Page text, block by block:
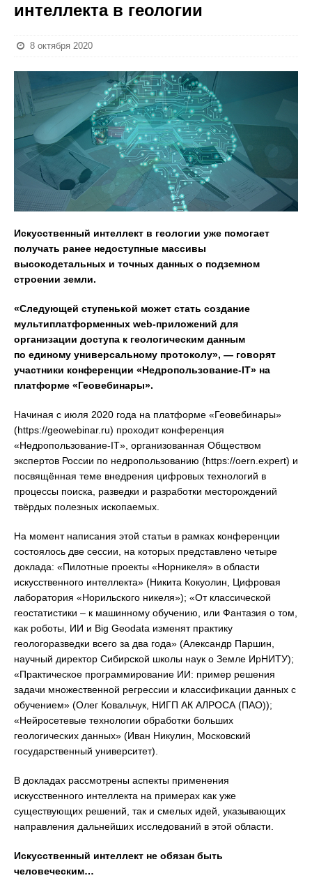
интеллекта в геологии
8 октября 2020
Искусственный интеллект в геологии уже помогает
получать ранее недоступные массивы
высокодетальных и точных данных о подземном
строении земли.
«Следующей ступенькой может стать создание
мультиплатформенных web-приложений для
организации доступа к геологическим данным
по единому универсальному протоколу», — говорят
участники конференции «Недропользование-IT» на
платформе «Геовебинары».
Начиная с июля 2020 года на платформе «Геовебинары»
(https://geowebinar.ru) проходит конференция
«Недропользование-IT», организованная Обществом
экспертов России по недропользованию (https://oern.expert) и
посвящённая теме внедрения цифровых технологий в
процессы поиска, разведки и разработки месторождений
твёрдых полезных ископаемых.
На момент написания этой статьи в рамках конференции
состоялось две сессии, на которых представлено четыре
доклада: «Пилотные проекты «Норникеля» в области
искусственного интеллекта» (Никита Кокуолин, Цифровая
лаборатория «Норильского никеля»); «От классической
геостатистики – к машинному обучению, или Фантазия о том,
как роботы, ИИ и Big Geodata изменят практику
геологоразведки всего за два года» (Александр Паршин,
научный директор Сибирской школы наук о Земле ИрНИТУ);
«Практическое программирование ИИ: пример решения
задачи множественной регрессии и классификации данных с
обучением» (Олег Ковальчук, НИГП АК АЛРОСА (ПАО));
«Нейросетевые технологии обработки больших
геологических данных» (Иван Никулин, Московский
государственный университет).
В докладах рассмотрены аспекты применения
искусственного интеллекта на примерах как уже
существующих решений, так и смелых идей, указывающих
направления дальнейших исследований в этой области.
Искусственный интеллект не обязан быть
человеческим…